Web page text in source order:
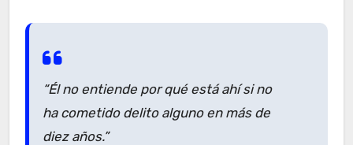
“Él no entiende por qué está ahí si no
ha cometido delito alguno en más de
diez años.”